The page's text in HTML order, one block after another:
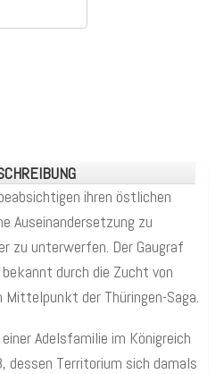
ihren östlichen
Auseinandersetzung zu
zu unterwerfen. Der Gaugraf
durch die Zucht von
der Thüringen-Saga.
Adelsfamilie im Königreich
dessen Territorium sich damals